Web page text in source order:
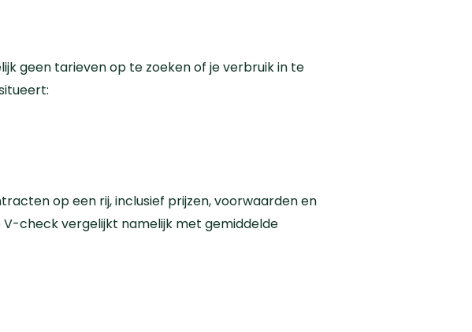
geen tarieven op te zoeken of je verbruik in te
op een rij, inclusief prijzen, voorwaarden en
V-check vergelijkt namelijk met gemiddelde